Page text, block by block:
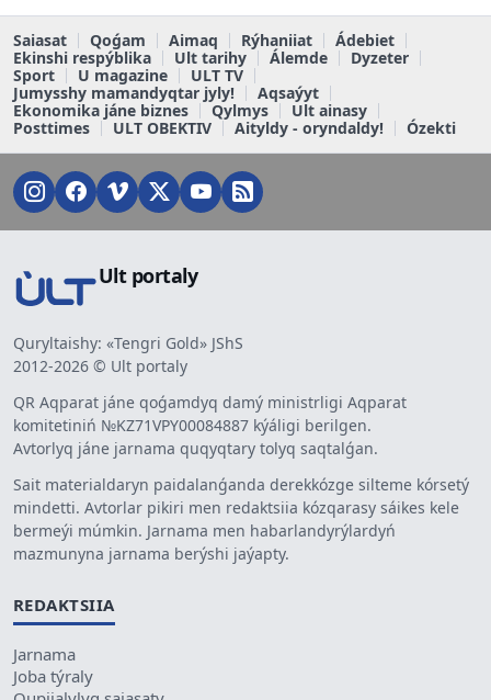
Saiasat Qoǵam Aimaq Rýhaniiat
Ádebiet
Ekinshi respýblika
Ult tarihy Álemde
Dyzeter
Sport
U magazine
ULT TV
Jumysshy mamandyqtar jyly!
Aqsaýyt
Ekonomika jáne biznes
Qylmys
Ult ainasy
Posttimes
ULT OBEKTIV Aityldy - oryndaldy! Ózekti
Ult portaly
Quryltaishy: «Tengri Gold» JShS
2012-2026 © Ult portaly
QR Aqparat jáne qoǵamdyq damý ministrligi Aqparat
komitetiniń №KZ71VPY00084887 kýáligi berilgen.
Avtorlyq jáne jarnama quqyqtary tolyq saqtalǵan.
Sait materialdaryn paidalanǵanda derekkózge silteme kórsetý
mindetti. Avtorlar pikiri men redaktsiia kózqarasy sáikes kele
bermeýi múmkin. Jarnama men habarlandyrýlardyń
mazmunyna jarnama berýshi jaýapty.
REDAKTSIIA
Jarnama
Joba týraly